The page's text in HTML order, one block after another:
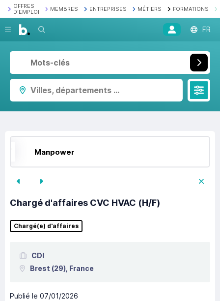
OFFRES
D'EMPLOI
MEMBRES ENTREPRISES MÉTIERS FORMATIONS
Recherche FR
Villes, départements ...
Manpower
Chargé d'affaires CVC HVAC (H/F)
Chargé(e) d'affaires
CDI
Brest (29), France
Publié le 07/01/2026